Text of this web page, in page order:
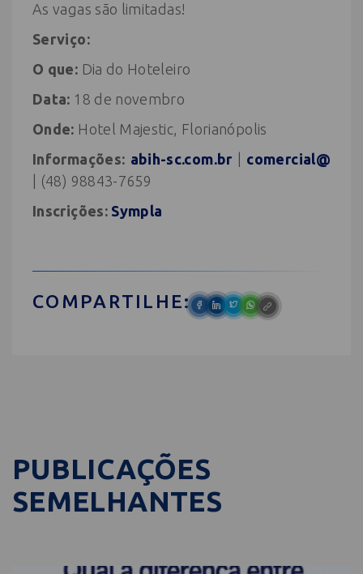
As vagas são limitadas!
Serviço:
O que: Dia do Hoteleiro
Data: 18 de novembro
Onde: Hotel Majestic, Florianópolis
Informações: abih-sc.com.br
comercial@
| (48) 98843-7659
Inscrições: Sympla
COMPARTILHE:
PUBLICAÇÕES
SEMELHANTES